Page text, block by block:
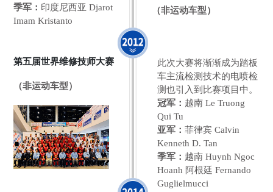
季军： 印度尼西亚 Djarot
Imam Kristanto
（非运动车型）
第五届世界维修技师大赛
（非运动车型）
此次大赛将渐渐成为踏板
车主流检测技术的电喷检
测也引入到比赛项目中。
冠军： 越南 Le Truong
Qui Tu
亚军： 菲律宾 Calvin
Kenneth D. Tan
季军： 越南 Huynh Ngoc
Hoanh 阿根廷 Fernando
Guglielmucci